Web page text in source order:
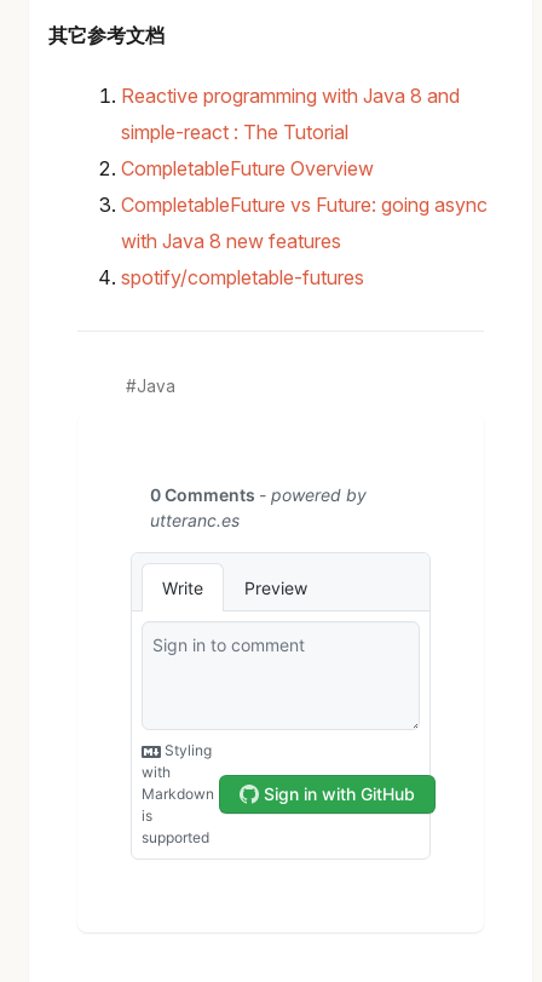
其它参考文档
Reactive programming with Java 8 and
simple-react : The Tutorial
CompletableFuture Overview
CompletableFuture vs Future: going async
with Java 8 new features
spotify/completable-futures
Java